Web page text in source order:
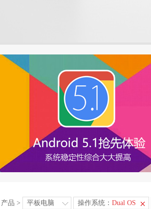
产品 > 平板电脑 操作系统： Dual OS